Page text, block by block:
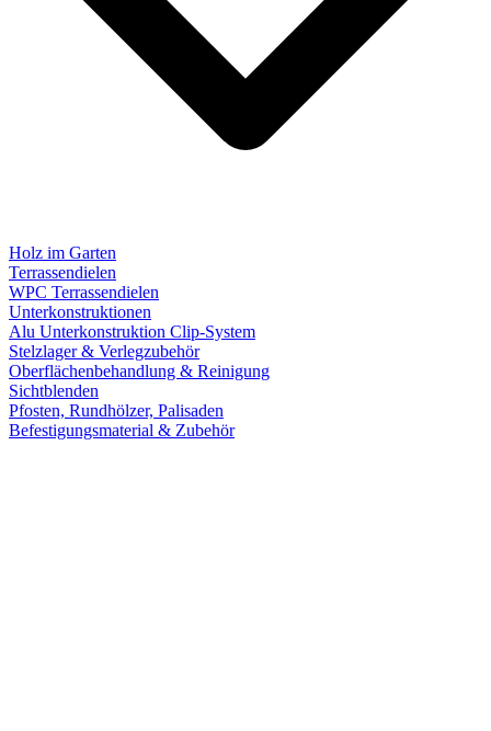
Holz im Garten
Terrassendielen
WPC Terrassendielen
Unterkonstruktionen
Alu Unterkonstruktion Clip-System
Stelzlager & Verlegzubehör
Oberflächenbehandlung & Reinigung
Sichtblenden
Pfosten, Rundhölzer, Palisaden
Befestigungsmaterial & Zubehör